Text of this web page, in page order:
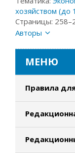
хозяйством (до
Страницы:
Авторы
МЕНЮ
Правила